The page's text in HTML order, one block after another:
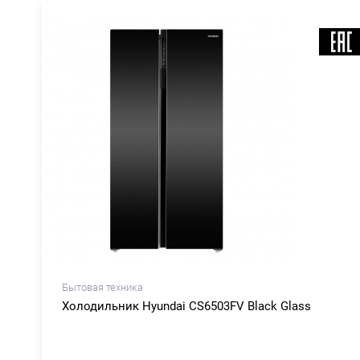
Бытовая техника
Холодильник Hyundai CS6503FV Black Glass